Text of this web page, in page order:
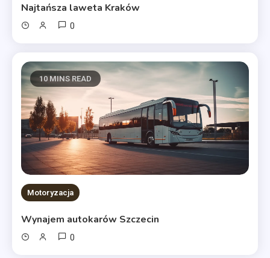
Najtańsza laweta Kraków
0
10 MINS READ
Motoryzacja
Wynajem autokarów Szczecin
0